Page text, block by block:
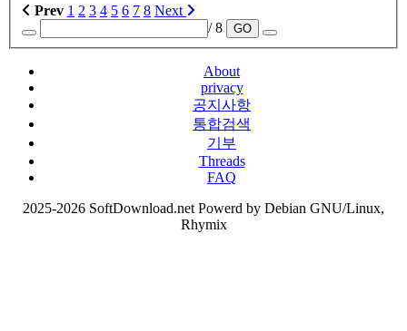
Prev 1 2 3 4 5 6 7 8 Next
/ 8
GO
About
privacy
공지사항
통합검색
기부
Threads
FAQ
2025-2026 SoftDownload.net Powerd by Debian GNU/Linux,
Rhymix